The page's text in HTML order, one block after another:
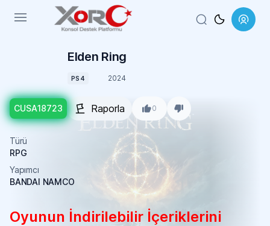
Menu
Elden Ring
PS4 2024
CUSA18723 Raporla 0
Türü
RPG
Yapımcı
BANDAI NAMCO
Oyunun İndirilebilir İçeriklerini